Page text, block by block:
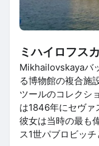
ミハイロフス
Mikhailovskayaバ
る博物館の複合施
ツールのコレクシ
は1846年にセヴァ
彼女は当時の最も
ス1世パブロビッ